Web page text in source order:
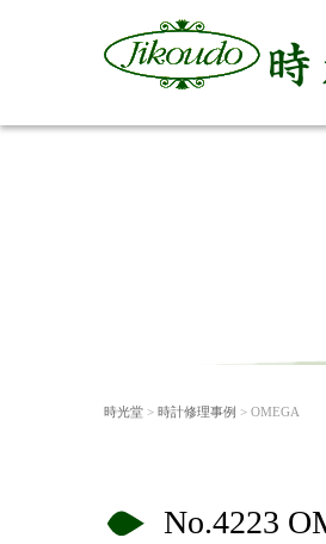
時光堂 > 時計修理事例 > OMEGA
No.4223